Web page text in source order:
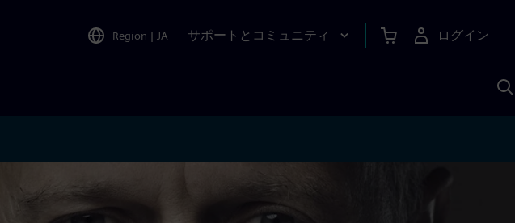
Region | JA サポートとコミュニティ ログイン